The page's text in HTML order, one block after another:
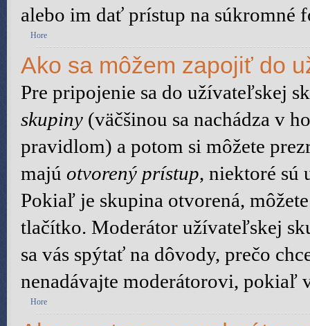
alebo im dať prístup na súkromné
Hore
Ako sa môžem zapojiť do
Pre pripojenie sa do užívateľskej
skupiny (väčšinou sa nachádza v
pravidlom) a potom si môžete
majú otvorený prístup, niektoré sú
Pokiaľ je skupina otvorená,
tlačítko. Moderátor užívateľskej
sa vás spýtať na dôvody, prečo
nenadávajte moderátorovi, pokiaľ
Hore